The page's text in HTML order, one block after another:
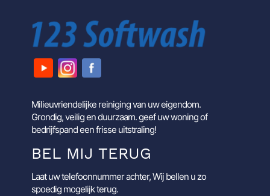
Milieuvriendelijke reiniging van uw eigendom.
Grondig, veilig en duurzaam. geef uw woning of
bedrijfspand een frisse uitstraling!
BEL MIJ TERUG
Laat uw telefoonnummer achter, Wij bellen u zo
spoedig mogelijk terug.